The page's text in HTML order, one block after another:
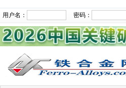
用户名： 密码：